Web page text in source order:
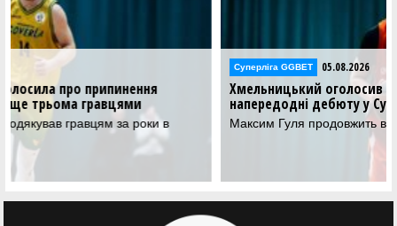
Суперліга GGBET
Хмельницький оголосив про ще одне підписання
напередодні дебюту у Суперлізі
Максим Гуля продовжить виступати у Хмельницькому